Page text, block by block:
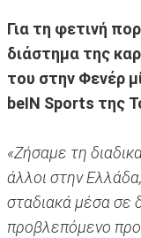
Για τη φετινή
διάστημα της
του στην Φενέρ
beIN Sports της
«Ζήσαμε τη
άλλοι στην
σταδιακά μέσα σε
προβλεπόμενο